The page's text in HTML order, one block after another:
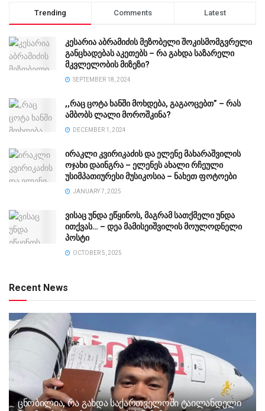
Trending Comments Latest
კესარია აბრამიძის მეზობელი შოკისმომგვრელი
განცხადებას აკეთებს – რა გახდა საზარელი
მკვლელობის მიზეზი?
SEPTEMBER 18, 2024
,,რაც ცოტა ხანში მოხდება, გაგაოცებთ” – რას
ამბობს ლალი მოროშკინა?
DECEMBER 1, 2024
ირაკლი კვირიკაძის და ელენე მახარაშვილის
ოჯახი დაინგრა – ელენეს ახალი რჩეული
უსიმპათიურესი მუსიკოსია – ნახეთ ფოტოები
JANUARY 7, 2025
ვისაც უნდა ეწყინოს, მაგრამ სათქმელი უნდა
ითქვას… – დეა მამისეიშვილის მოულოდნელი
პოსტი
OCTOBER 5, 2025
Recent News
ცნობილია, რა გახდა საქართველოში ტაილანდელი